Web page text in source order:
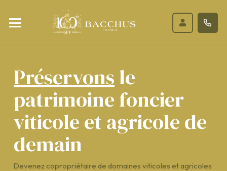
Préservons le
patrimoine foncier
viticole et agricole de
demain
Devenez copropriétaire de domaines viticoles et agricoles